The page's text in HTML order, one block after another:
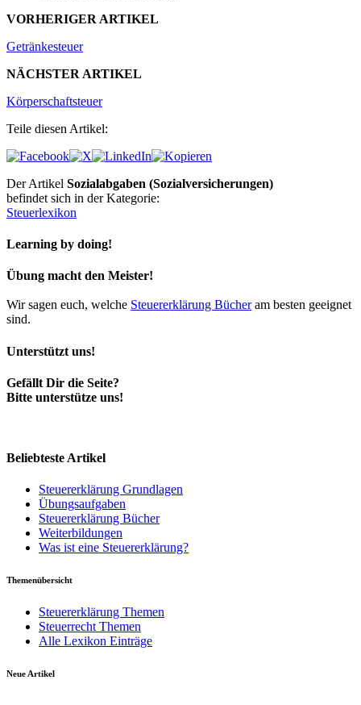
VORHERIGER ARTIKEL
Getränkesteuer
NÄCHSTER ARTIKEL
Körperschaftsteuer
Teile diesen Artikel:
Der Artikel Sozialabgaben (Sozialversicherungen)
befindet sich in der Kategorie:
Steuerlexikon
Learning by doing!
Übung macht den Meister!
Wir sagen euch, welche Steuererklärung Bücheram besten geeignet
sind.
Unterstützt uns!
Gefällt Dir die Seite?
Bitte unterstütze uns!
Beliebteste Artikel
Steuererklärung Grundlagen
Übungsaufgaben
Steuererklärung Bücher
Weiterbildungen
Was ist eine Steuererklärung?
Themenübersicht
Steuererklärung Themen
Steuerrecht Themen
Alle Lexikon Einträge
Neue Artikel